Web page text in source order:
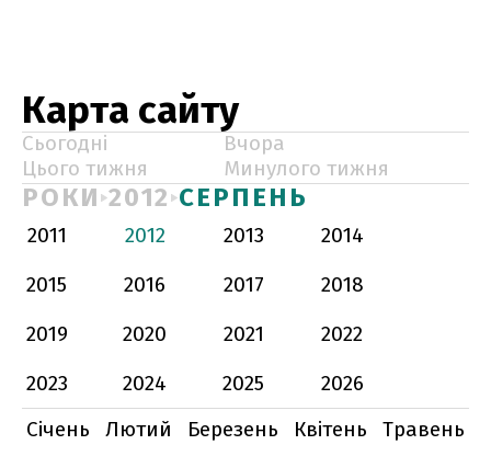
Карта сайту
Сьогодні
Вчора
Цього тижня
Минулого тижня
РОКИ 2012 СЕРПЕНЬ
2011 2012 2013
2014
2015
2016 2017
2018
2019
2020 2021
2022
2023
2024 2025
2026
Січень
Лютий Березень Квітень
Травень